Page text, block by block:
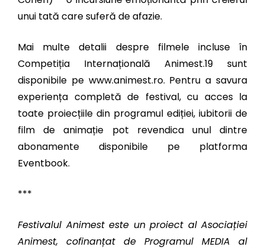
unui tată care suferă de afazie.
Mai multe detalii despre filmele incluse în
Competiția Internațională Animest.19 sunt
disponibile pe www.animest.ro. Pentru a savura
experiența completă de festival, cu acces la
toate proiecțiile din programul ediției, iubitorii de
film de animație pot revendica unul dintre
abonamente disponibile pe platforma
Eventbook.
***
Festivalul Animest este un proiect al Asociației
Animest, cofinanțat de Programul MEDIA al